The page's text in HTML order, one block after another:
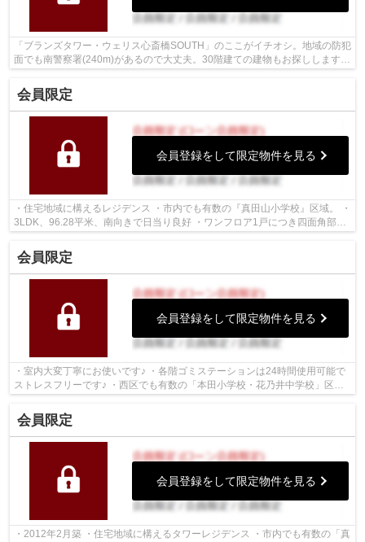
「ブランズタワー・ウェリス心斎橋SOUTH」のここがイチオシ。地域の防犯
面でも南警察署(240m)があるので大丈夫。30階建ての建物もお探ししますの
会員限定
会員登録をして限定物件を見る
・住宅地域に構えるレジデンス ・市内でも有数の『真田山小学校』区域。 ・
3LDK、96.28平米、南向きで日当り良好 ・ワンフロア1戸につき四面角部
会員限定
会員登録をして限定物件を見る
・室内大変丁寧にお使いです♪ ・各階ゴミステーションは24時間使用可能で
ストレスフリーです♪ ・西区でも有数の「本田小学校・花乃井中学校」区内
会員限定
会員登録をして限定物件を見る
・2012年2月築 ・住宅地域に構えるタワーレジデンス ・市内でも有数の「真